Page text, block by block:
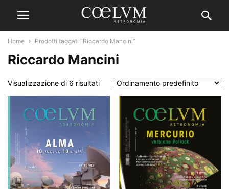
Home Prodotti taggati “Riccardo Mancini”
Riccardo Mancini
Visualizzazione di 6 risultati